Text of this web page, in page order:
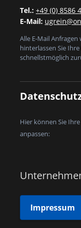
Tel.: +49 (0) 8586
E-Mail:
Alle E-Mail
hinterlassen Sie
schnellstmöglich
Hier können Sie
anpassen:
Impressum